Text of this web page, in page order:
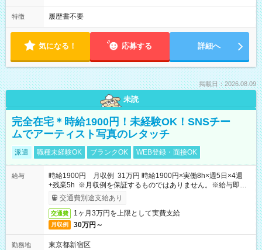
特徴 履歴書不要
気になる！ 応募する 詳細へ
掲載日：2026.08.09
未読
完全在宅＊時給1900円！未経験OK！SNSチー
ムでアーティスト写真のレタッチ
派遣 職種未経験OK ブランクOK WEB登録・面接OK
給与
時給1900円 月収例 31万円 時給1900円×実働8h×週5日×4週
+残業5h ※月収例を保証するものではありません。※給与即受
取りサービス利用可（利用条件有）
交通費別途支給あり
交通費 1ヶ月3万円を上限として実費支給
月収例 30万円～
勤務地
東京都新宿区